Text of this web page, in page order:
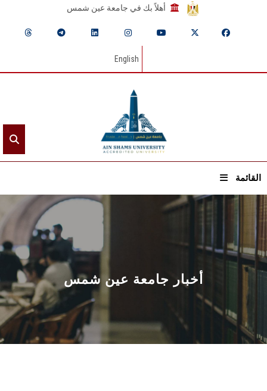
أهلاً بك في جامعة عين شمس
English
القائمة
الرئيسيـة
عن الجامعة
القطاعـات
الشئون الأكاديمية
البحث العلمي
أخبار جامعة عين شمس